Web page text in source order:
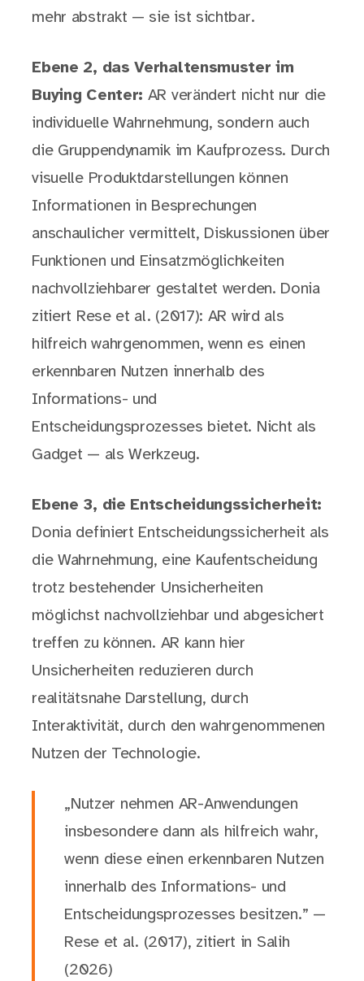
mehr abstrakt — sie ist sichtbar.
Ebene 2, das Verhaltensmuster im
Buying Center: AR verändert nicht nur die
individuelle Wahrnehmung, sondern auch
die Gruppendynamik im Kaufprozess. Durch
visuelle Produktdarstellungen können
Informationen in Besprechungen
anschaulicher vermittelt, Diskussionen über
Funktionen und Einsatzmöglichkeiten
nachvollziehbarer gestaltet werden. Donia
zitiert Rese et al. (2017): AR wird als
hilfreich wahrgenommen, wenn es einen
erkennbaren Nutzen innerhalb des
Informations- und
Entscheidungsprozesses bietet. Nicht als
Gadget — als Werkzeug.
Ebene 3, die Entscheidungssicherheit:
Donia definiert Entscheidungssicherheit als
die Wahrnehmung, eine Kaufentscheidung
trotz bestehender Unsicherheiten
möglichst nachvollziehbar und abgesichert
treffen zu können. AR kann hier
Unsicherheiten reduzieren durch
realitätsnahe Darstellung, durch
Interaktivität, durch den wahrgenommenen
Nutzen der Technologie.
„Nutzer nehmen AR-Anwendungen
insbesondere dann als hilfreich wahr,
wenn diese einen erkennbaren Nutzen
innerhalb des Informations- und
Entscheidungsprozesses besitzen.” —
Rese et al. (2017), zitiert in Salih
(2026)